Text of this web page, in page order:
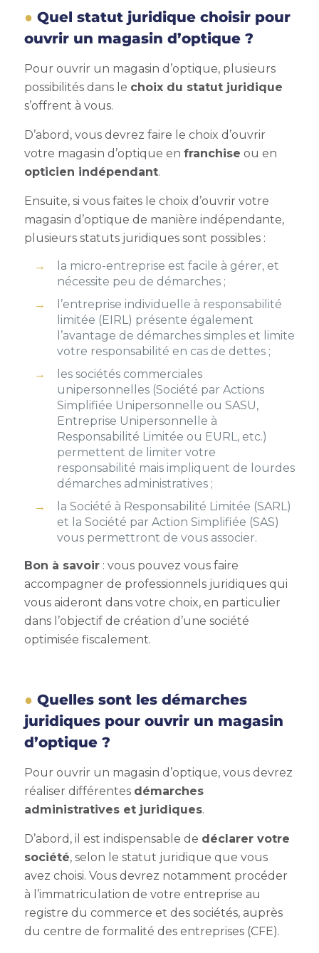
Quel statut juridique choisir pour
ouvrir un magasin d’optique ?
Pour ouvrir un magasin d’optique, plusieurs
possibilités dans le choix du statut juridique
s’offrent à vous.
D’abord, vous devrez faire le choix d’ouvrir
votre magasin d’optique en franchise ou en
opticien indépendant.
Ensuite, si vous faites le choix d’ouvrir votre
magasin d’optique de manière indépendante,
plusieurs statuts juridiques sont possibles :
la micro-entreprise est facile à gérer, et
nécessite peu de démarches ;
l’entreprise individuelle à responsabilité
limitée (EIRL) présente également
l’avantage de démarches simples et limite
votre responsabilité en cas de dettes ;
les sociétés commerciales
unipersonnelles (Société par Actions
Simplifiée Unipersonnelle ou SASU,
Entreprise Unipersonnelle à
Responsabilité Limitée ou EURL, etc.)
permettent de limiter votre
responsabilité mais impliquent de lourdes
démarches administratives ;
la Société à Responsabilité Limitée (SARL)
et la Société par Action Simplifiée (SAS)
vous permettront de vous associer.
Bon à savoir: vous pouvez vous faire
accompagner de professionnels juridiques qui
vous aideront dans votre choix, en particulier
dans l’objectif de création d’une société
optimisée fiscalement.
Quelles sont les démarches
juridiques pour ouvrir un magasin
d’optique ?
Pour ouvrir un magasin d’optique, vous devrez
réaliser différentes démarches
administratives et juridiques.
D’abord, il est indispensable de déclarer votre
société, selon le statut juridique que vous
avez choisi. Vous devrez notamment procéder
à l’immatriculation de votre entreprise au
registre du commerce et des sociétés, auprès
du centre de formalité des entreprises (CFE).